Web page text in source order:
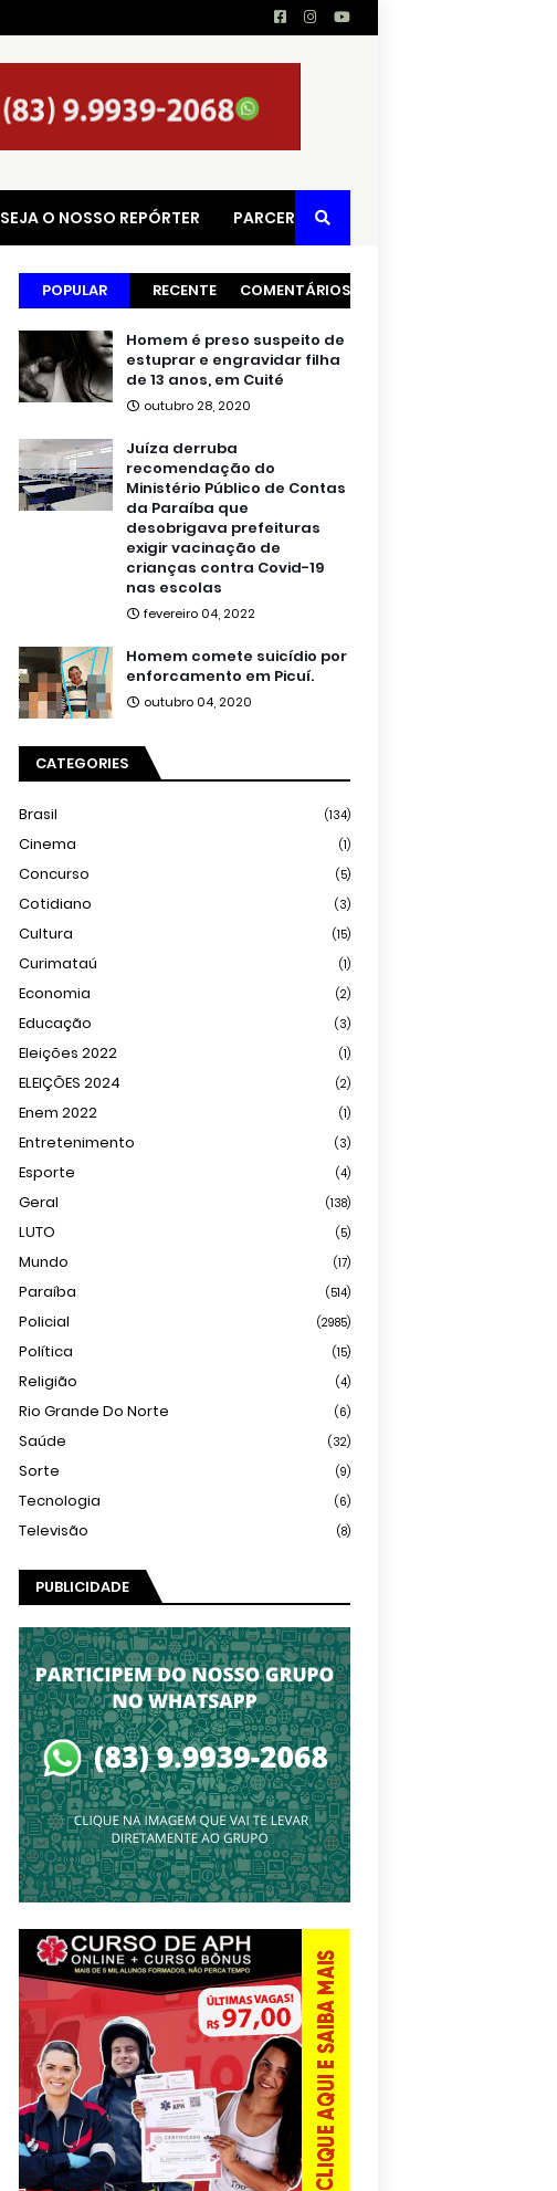
SEJA O NOSSO REPÓRTER PARCERIAS
POPULAR RECENTE COMENTÁRIOS
Homem é preso suspeito de
estuprar e engravidar filha
de 13 anos, em Cuité
outubro 28, 2020
Juíza derruba
recomendação do
Ministério Público de Contas
da Paraíba que
desobrigava prefeituras
exigir vacinação de
crianças contra Covid-19
nas escolas
fevereiro 04, 2022
Homem comete suicídio por
enforcamento em Picuí.
outubro 04, 2020
CATEGORIES
Brasil (134)
Cinema (1)
Concurso (5)
Cotidiano (3)
Cultura (15)
Curimataú (1)
Economia (2)
Educação (3)
Eleições 2022 (1)
ELEIÇÕES 2024 (2)
Enem 2022 (1)
Entretenimento (3)
Esporte (4)
Geral (138)
LUTO (5)
Mundo (17)
Paraíba (514)
Policial (2985)
Política (15)
Religião (4)
Rio Grande Do Norte (6)
Saúde (32)
Sorte (9)
Tecnologia (6)
Televisão (8)
PUBLICIDADE